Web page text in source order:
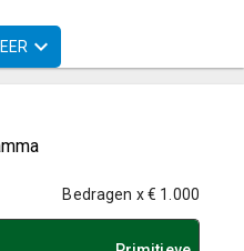
tot de Wet langdurige
in 2025 door in een
met name
dat de verwachte
nog niet optrad.
Wonen (BW)
Bedragen x € 1.000